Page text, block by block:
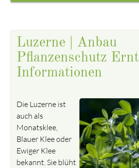
Luzerne | Anbau
Pflanzenschutz
Informationen
Die Luzerne ist
auch als
Monatsklee,
Blauer Klee oder
Ewiger Klee
bekannt. Sie blüht